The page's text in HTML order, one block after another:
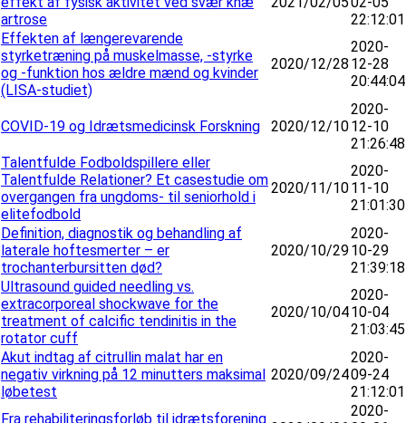
artrose
22:12:01
Effekten af længerevarende
styrketræning på muskelmasse, -styrke
og -funktion hos ældre mænd og kvinder
(LISA-studiet)
2020/12/28
2020-
12-28
20:44:04
COVID-19 og Idrætsmedicinsk Forskning 2020/12/10
2020-
12-10
21:26:48
Talentfulde Fodboldspillere eller
Talentfulde Relationer? Et casestudie om
overgangen fra ungdoms- til seniorhold i
elitefodbold
2020/11/10
2020-
11-10
21:01:30
Definition, diagnostik og behandling af
laterale hoftesmerter – er
trochanterbursitten død?
2020/10/29
2020-
10-29
21:39:18
Ultrasound guided needling vs.
extracorporeal shockwave for the
treatment of calcific tendinitis in the
rotator cuff
2020/10/04
2020-
10-04
21:03:45
Akut indtag af citrullin malat har en
negativ virkning på 12 minutters maksimal
løbetest
2020/09/24
2020-
09-24
21:12:01
Fra rehabiliteringsforløb til idrætsforening
2020-